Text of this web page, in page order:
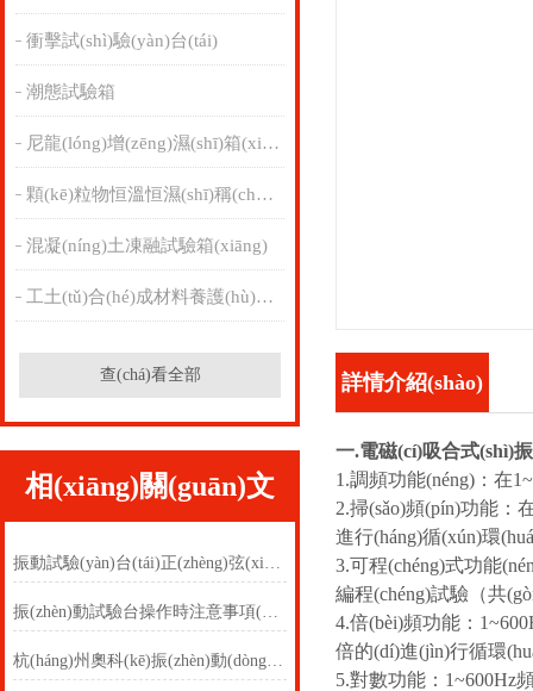
衝擊試(shì)驗(yàn)台(tái)
潮態試驗箱
尼龍(lóng)增(zēng)濕(shī)箱(xiāng)
顆(kē)粒物恒溫恒濕(shī)稱(chēng)重係統
混凝(níng)土凍融試驗箱(xiāng)
工土(tǔ)合(hé)成材料養護(hù)箱(xiāng)
查(chá)看全部
相(xiāng)關(guān)文
(wén)章(zhāng) 振動試驗(yàn)台(tái)正(zhèng)弦(xián)振動(dòng)與(yǔ)隨機振(zhèn)動的區別
振(zhèn)動試驗台操作時注意事項(xiàng)
杭(háng)州奧科(kē)振(zhèn)動(dòng)試(shì)驗(yàn)台(tái)振幅調節方法
詳情介紹(shào)
一.電磁(cí)吸合式(shì)
1.調頻功能(néng)：在
2.掃(sǎo)頻(pín)功能
進行(háng)循(xún)環
3.可程(chéng)式功能
編程(chéng)試驗（共
4.倍(bèi)頻功能：
倍的(dí)進(jìn)行循環
5.對數功能：1~600Hz